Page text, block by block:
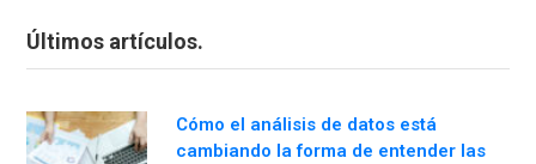
Últimos artículos.
Cómo el análisis de datos está
cambiando la forma de entender las